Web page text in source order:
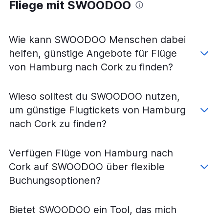
Flüge von Karlsruhe nach Dublin
Flüge von Köln nach Cork
Flüge von Hannover nach Shannon
Flüge von Friedrichshafen nach Dublin
Flüge von Stuttgart nach Cork
Flüge von Erfurt nach Dublin
Flüge von Bremen nach Cork
Flüge von Dortmund nach Knock
Flüge von Berlin nach Milltown (Kerry)
Flüge von Saarbrücken nach Dublin
Fliege mit SWOODOO
Wie kann SWOODOO Menschen dabei
helfen, günstige Angebote für Flüge
von Hamburg nach Cork zu finden?
Wieso solltest du SWOODOO nutzen,
um günstige Flugtickets von Hamburg
nach Cork zu finden?
Verfügen Flüge von Hamburg nach
Cork auf SWOODOO über flexible
Buchungsoptionen?
Bietet SWOODOO ein Tool, das mich